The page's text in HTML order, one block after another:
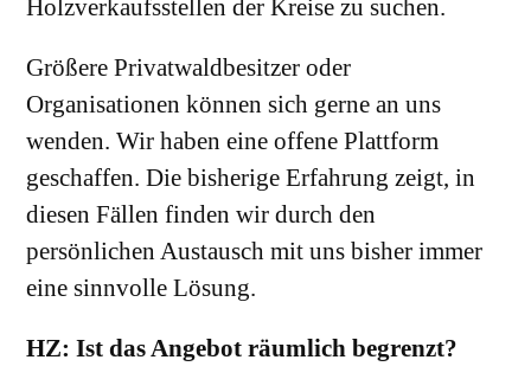
Holzverkaufsstellen der Kreise zu suchen.
Größere Privatwaldbesitzer oder
Organisationen können sich gerne an uns
wenden. Wir haben eine offene Plattform
geschaffen. Die bisherige Erfahrung zeigt, in
diesen Fällen finden wir durch den
persönlichen Austausch mit uns bisher immer
eine sinnvolle Lösung.
HZ: Ist das Angebot räumlich begrenzt?